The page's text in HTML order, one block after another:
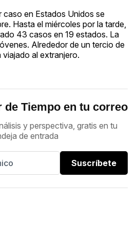
caso en Estados Unidos se
Hasta el miércoles por la tarde,
43 casos en 19 estados. La
Alrededor de un tercio de
al extranjero.
de Tiempo en tu correo
y perspectiva, gratis en tu
de entrada
Suscríbete